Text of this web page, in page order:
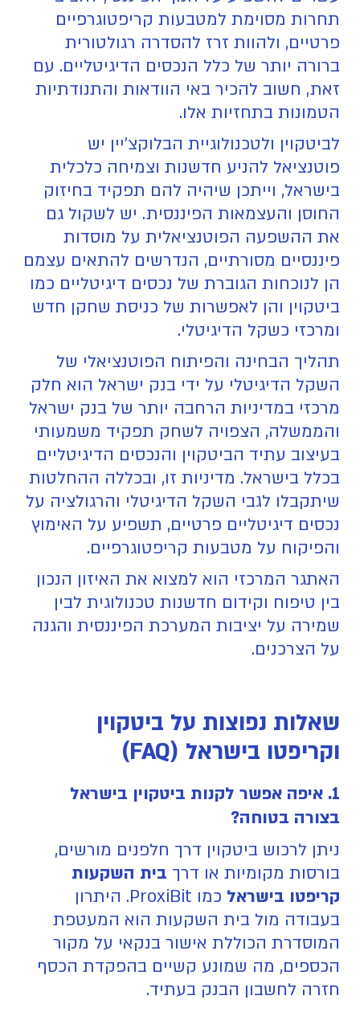
תחרות מסוימת למטבעות קריפטוגרפיים
פרטיים, ולהוות זרז להסדרה רגולטורית
ברורה יותר של כלל הנכסים הדיגיטליים. עם
זאת, חשוב להכיר באי הוודאות והתנודתיות
הטמונות בתחזיות אלו.
לביטקוין ולטכנולוגיית הבלוקצ'יין יש
פוטנציאל להניע חדשנות וצמיחה כלכלית
בישראל, וייתכן שיהיה להם תפקיד בחיזוק
החוסן והעצמאות הפיננסית. יש לשקול גם
את ההשפעה הפוטנציאלית על מוסדות
פיננסיים מסורתיים, הנדרשים להתאים עצמם
הן לנוכחות הגוברת של נכסים דיגיטליים כמו
ביטקוין והן לאפשרות של כניסת שחקן חדש
ומרכזי כשקל הדיגיטלי.
תהליך הבחינה והפיתוח הפוטנציאלי של
השקל הדיגיטלי על ידי בנק ישראל הוא חלק
מרכזי במדיניות הרחבה יותר של בנק ישראל
והממשלה, הצפויה לשחק תפקיד משמעותי
בעיצוב עתיד הביטקוין והנכסים הדיגיטליים
בכלל בישראל. מדיניות זו, ובכללה ההחלטות
שיתקבלו לגבי השקל הדיגיטלי והרגולציה על
נכסים דיגיטליים פרטיים, תשפיע על האימוץ
והפיקוח על מטבעות קריפטוגרפיים.
האתגר המרכזי הוא למצוא את האיזון הנכון
בין טיפוח וקידום חדשנות טכנולוגית לבין
שמירה על יציבות המערכת הפיננסית והגנה
על הצרכנים.
שאלות נפוצות על ביטקוין
וקריפטו בישראל (FAQ)
1. איפה אפשר לקנות ביטקוין בישראל
בצורה בטוחה?
ניתן לרכוש ביטקוין דרך חלפנים מורשים,
בורסות מקומיות או דרך בית השקעות
קריפטו בישראל
כמו ProxiBit. היתרון
בעבודה מול בית השקעות הוא המעטפת
המוסדרת הכוללת אישור בנקאי על מקור
הכספים, מה שמונע קשיים בהפקדת הכסף
חזרה לחשבון הבנק בעתיד.